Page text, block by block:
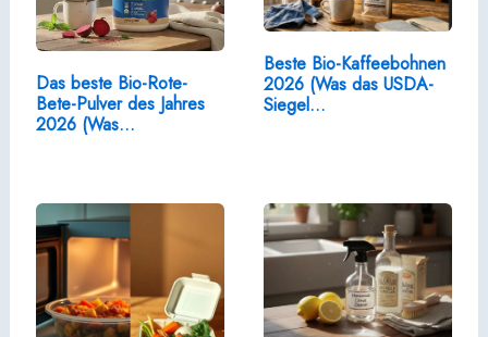
Das beste Bio-Rote-
Bete-Pulver des Jahres
2026 (Was…
Beste Bio-Kaffeebohnen
2026 (Was das USDA-
Siegel…